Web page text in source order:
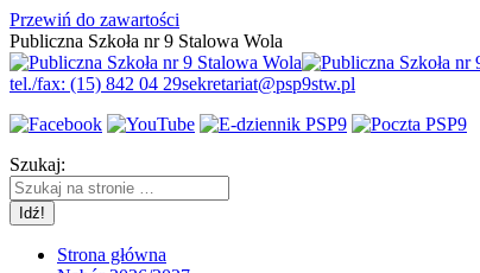
Przewiń do zawartości
Publiczna Szkoła nr 9 Stalowa Wola
tel./fax: (15) 842 04 29sekretariat@psp9stw.pl
Szukaj:
Strona główna